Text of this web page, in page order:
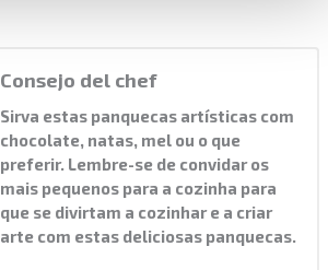
Consejo del chef
Sirva estas panquecas artísticas com
chocolate, natas, mel ou o que
preferir. Lembre-se de convidar os
mais pequenos para a cozinha para
que se divirtam a cozinhar e a criar
arte com estas deliciosas panquecas.